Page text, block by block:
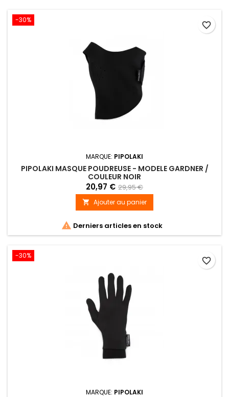
-30%
MARQUE: PIPOLAKI
PIPOLAKI MASQUE POUDREUSE - MODELE GARDNER /
COULEUR NOIR
20,97 € 29,95 €
 Ajouter au panier
 Derniers articles en stock
favorite_border
-30%
MARQUE: PIPOLAKI
favorite_border